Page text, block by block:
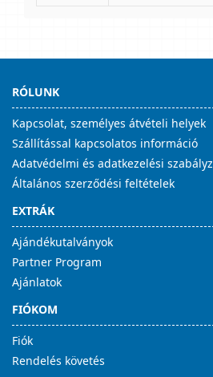
RÓLUNK
Kapcsolat, személyes átvételi helyek
Szállítással kapcsolatos információ
Adatvédelmi és adatkezelési
Általános szerződési feltételek
EXTRÁK
Ajándékutalványok
Partner Program
Ajánlatok
FIÓKOM
Fiók
Rendelés követés